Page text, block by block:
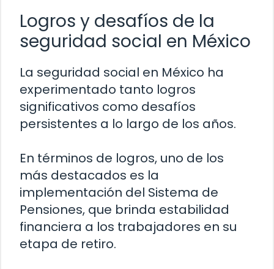
Logros y desafíos de la
seguridad social en México
La seguridad social en México ha
experimentado tanto logros
significativos como desafíos
persistentes a lo largo de los años.
En términos de logros, uno de los
más destacados es la
implementación del Sistema de
Pensiones, que brinda estabilidad
financiera a los trabajadores en su
etapa de retiro.